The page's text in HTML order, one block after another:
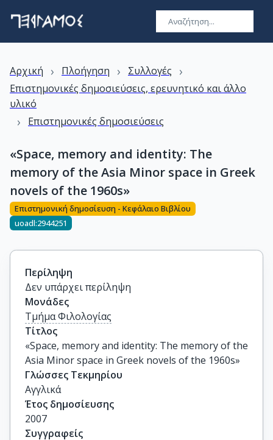
Αρχική › Πλοήγηση › Συλλογές ›
Επιστημονικές δημοσιεύσεις, ερευνητικό και άλλο
υλικό
› Επιστημονικές δημοσιεύσεις
«Space, memory and identity: The
memory of the Asia Minor space in Greek
novels of the 1960s»
Επιστημονική δημοσίευση - Κεφάλαιο Βιβλίου
uoadl:2944251
Περίληψη
Δεν υπάρχει περίληψη
Μονάδες
Τμήμα Φιλολογίας
Τίτλος
«Space, memory and identity: The memory of the
Asia Minor space in Greek novels of the 1960s»
Γλώσσες Τεκμηρίου
Αγγλικά
Έτος δημοσίευσης
2007
Συγγραφείς